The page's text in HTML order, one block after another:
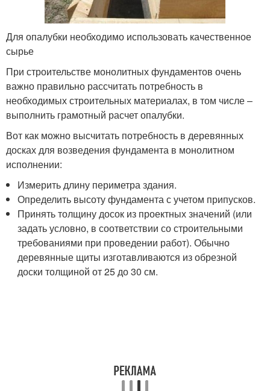
Для опалубки необходимо использовать качественное
сырье
При строительстве монолитных фундаментов очень
важно правильно рассчитать потребность в
необходимых строительных материалах, в том числе –
выполнить грамотный расчет опалубки.
Вот как можно высчитать потребность в деревянных
досках для возведения фундамента в монолитном
исполнении:
Измерить длину периметра здания.
Определить высоту фундамента с учетом припусков.
Принять толщину досок из проектных значений (или
задать условно, в соответствии со строительными
требованиями при проведении работ). Обычно
деревянные щиты изготавливаются из обрезной
доски толщиной от 25 до 30 см.